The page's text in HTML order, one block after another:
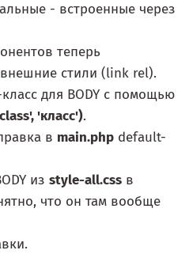
- встроенные через
теперь
стили (link rel).
для BODY с помощью
'класс').
в main.php default-
из style-all.css в
что он там вообще